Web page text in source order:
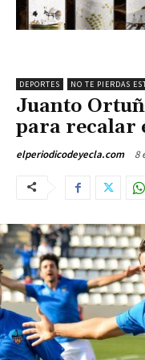
DEPORTES NO TE PIERDAS
Juanto
para recalar
elperiodicodeyecla.com 8